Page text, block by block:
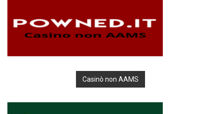
Casinò non AAMS